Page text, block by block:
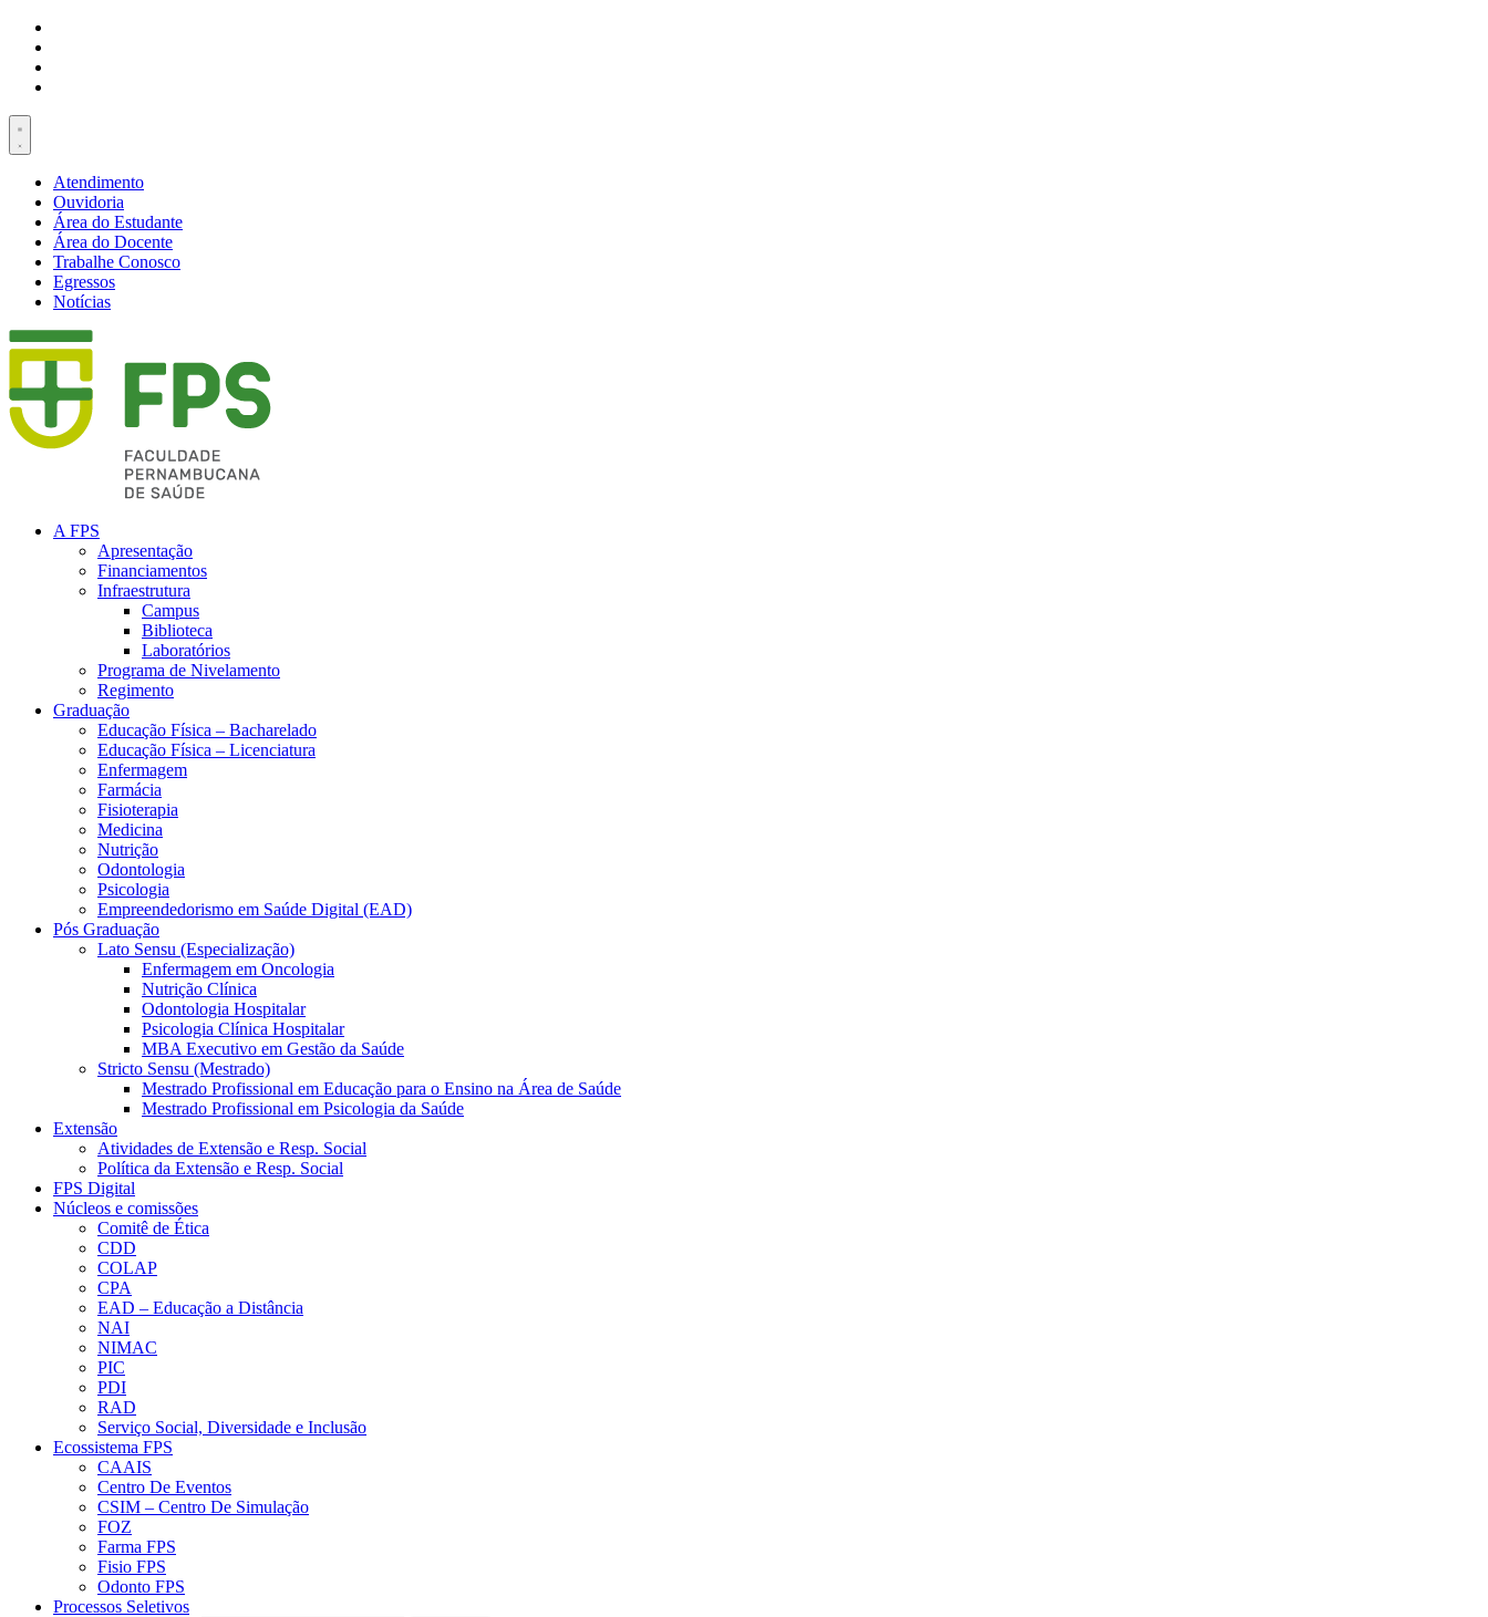
Atendimento
Ouvidoria
Área do Estudante
Área do Docente
Trabalhe Conosco
Egressos
Notícias
A FPS
Apresentação
Financiamentos
Infraestrutura
Campus
Biblioteca
Laboratórios
Programa de Nivelamento
Regimento
Graduação
Educação Física – Bacharelado
Educação Física – Licenciatura
Enfermagem
Farmácia
Fisioterapia
Medicina
Nutrição
Odontologia
Psicologia
Empreendedorismo em Saúde Digital (EAD)
Pós Graduação
Lato Sensu (Especialização)
Enfermagem em Oncologia
Nutrição Clínica
Odontologia Hospitalar
Psicologia Clínica Hospitalar
MBA Executivo em Gestão da Saúde
Stricto Sensu (Mestrado)
Mestrado Profissional em Educação para o Ensino na Área de Saúde
Mestrado Profissional em Psicologia da Saúde
Extensão
Atividades de Extensão e Resp. Social
Política da Extensão e Resp. Social
FPS Digital
Núcleos e comissões
Comitê de Ética
CDD
COLAP
CPA
EAD – Educação a Distância
NAI
NIMAC
PIC
PDI
RAD
Serviço Social, Diversidade e Inclusão
Ecossistema FPS
CAAIS
Centro De Eventos
CSIM – Centro De Simulação
FOZ
Farma FPS
Fisio FPS
Odonto FPS
Processos Seletivos